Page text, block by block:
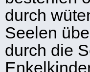
durch
Seelen
durch die